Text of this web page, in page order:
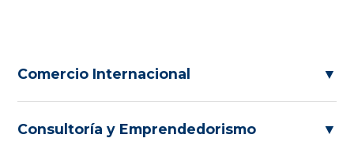
Comercio Internacional ▼
Consultoría y Emprendedorismo ▼